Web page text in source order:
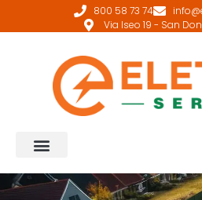
800 58 73 74
Via Iseo 19 - San